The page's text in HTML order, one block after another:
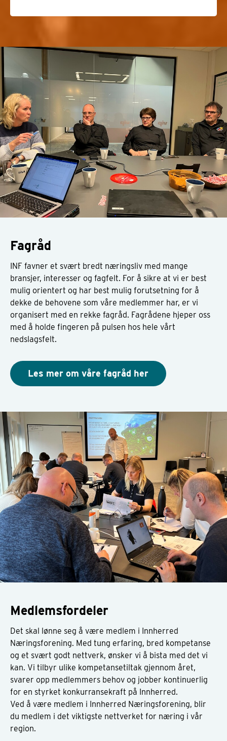
Fagråd
INF favner et svært bredt næringsliv med mange
bransjer, interesser og fagfelt. For å sikre at vi er best
mulig orientert og har best mulig forutsetning for å
dekke de behovene som våre medlemmer har, er vi
organisert med en rekke fagråd. Fagrådene hjeper oss
med å holde fingeren på pulsen hos hele vårt
nedslagsfelt.
Les mer om våre fagråd her
Medlemsfordeler
Det skal lønne seg å være medlem i Innherred
Næringsforening. Med tung erfaring, bred kompetanse
og et svært godt nettverk, ønsker vi å bista med det vi
kan. Vi tilbyr ulike kompetansetiltak gjennom året,
svarer opp medlemmers behov og jobber kontinuerlig
for en styrket konkurransekraft på Innherred.
Ved å være medlem i Innherred Næringsforening, blir
du medlem i det viktigste nettverket for næring i vår
region.